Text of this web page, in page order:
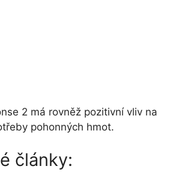
2 má rovněž pozitivní vliv na
pohonných hmot.
články: